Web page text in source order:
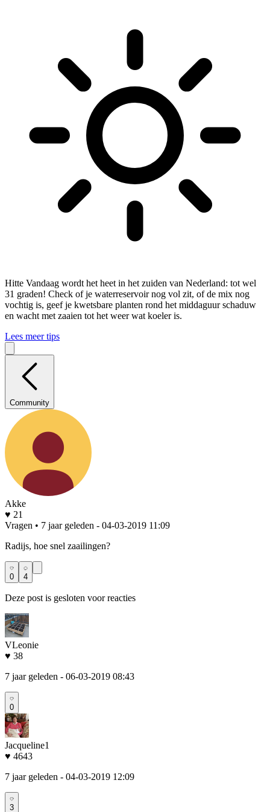
Hitte Vandaag wordt het heet in het zuiden van Nederland: tot wel
31 graden! Check of je waterreservoir nog vol zit, of de mix nog
vochtig is, geef je kwetsbare planten rond het middaguur schaduw
en wacht met zaaien tot het weer wat koeler is.
Lees meer tips
Community
Akke
♥ 21
Vragen • 7 jaar geleden - 04-03-2019 11:09
Radijs, hoe snel zaailingen?
0 4
Deze post is gesloten voor reacties
VLeonie
♥ 38
7 jaar geleden - 06-03-2019 08:43
0
Jacqueline1
♥ 4643
7 jaar geleden - 04-03-2019 12:09
3